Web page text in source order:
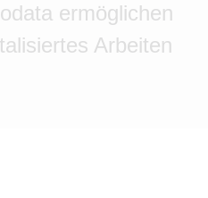
ermöglichen
Arbeiten